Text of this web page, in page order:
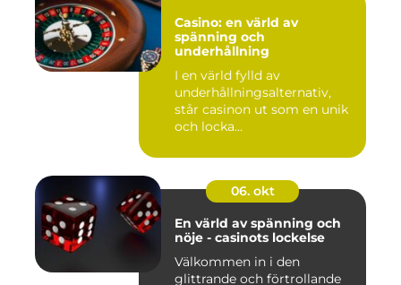
Casino: en värld av
spänning och
underhållning
I en värld fylld av
underhållningsalternativ,
står casinon ut som en unik
och locka...
06. okt
En värld av spänning och
nöje - casinots lockelse
Välkommen in i den
glittrande och förtrollande